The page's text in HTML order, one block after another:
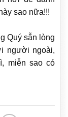
sao nữa!!!
Quý sẵn lòng
người ngoài,
miễn sao có